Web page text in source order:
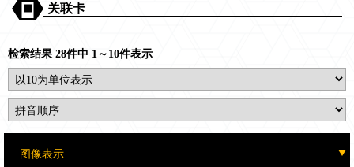
关联卡
检索结果 28件中 1～10件表示